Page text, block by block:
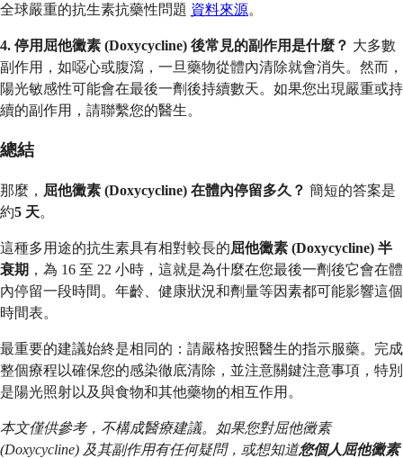
全球嚴重的抗生素抗藥性問題 資料來源。
4. 停用屈他黴素 (Doxycycline) 後常見的副作用是什麼？ 大多數
副作用，如噁心或腹瀉，一旦藥物從體內清除就會消失。然而，
陽光敏感性可能會在最後一劑後持續數天。如果您出現嚴重或持
續的副作用，請聯繫您的醫生。
總結
那麼， 屈他黴素 (Doxycycline) 在體內停留多久？ 簡短的答案是
約5 天。
這種多用途的抗生素具有相對較長的屈他黴素 (Doxycycline) 半
衰期 ，為 16 至 22 小時，這就是為什麼在您最後一劑後它會在體
內停留一段時間。年齡、健康狀況和劑量等因素都可能影響這個
時間表。
最重要的建議始終是相同的：請嚴格按照醫生的指示服藥。完成
整個療程以確保您的感染徹底清除，並注意關鍵注意事項，特別
是陽光照射以及與食物和其他藥物的相互作用。
本文僅供參考，不構成醫療建議。如果您對屈他黴素
(Doxycycline) 及其副作用有任何疑問，或想知道您個人屈他黴素